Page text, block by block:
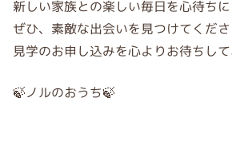
新しい家族との楽しい毎日を心待ち
ぜひ、素敵な出会いを見つけてくだ
見学のお申し込みを心よりお待ちし
🍃ノルのおうち🍃